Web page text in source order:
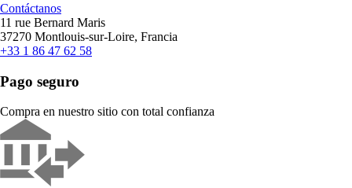
Contáctanos
11 rue Bernard Maris
37270 Montlouis-sur-Loire, Francia
+33 1 86 47 62 58
Pago seguro
Compra en nuestro sitio con total confianza